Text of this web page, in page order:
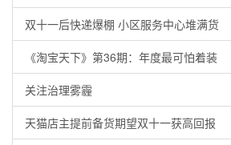
双十一后快递爆棚 小区服务中心堆满货
《淘宝天下》第36期：年度最可怕着装
关注治理雾霾
天猫店主提前备货期望双十一获高回报